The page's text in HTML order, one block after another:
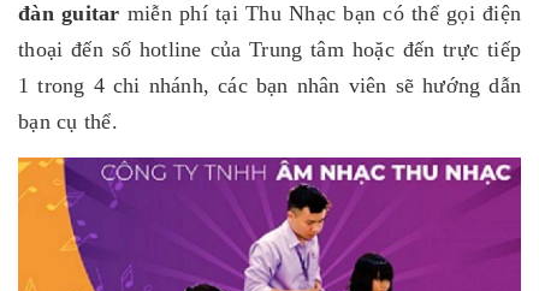
đàn guitar miễn phí tại Thu Nhạc bạn có thể gọi điện
thoại đến số hotline của Trung tâm hoặc đến trực tiếp
1 trong 4 chi nhánh, các bạn nhân viên sẽ hướng dẫn
bạn cụ thể.